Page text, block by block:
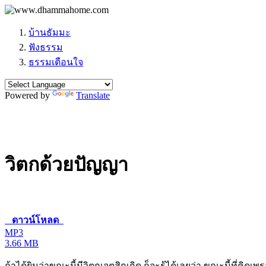
บ้านธัมมะ
ฟังธรรม
ธรรมเตือนใจ
Powered by Translate
วิตกด้วยปัญญา
ดาวน์โหลด
MP3
3.66 MB